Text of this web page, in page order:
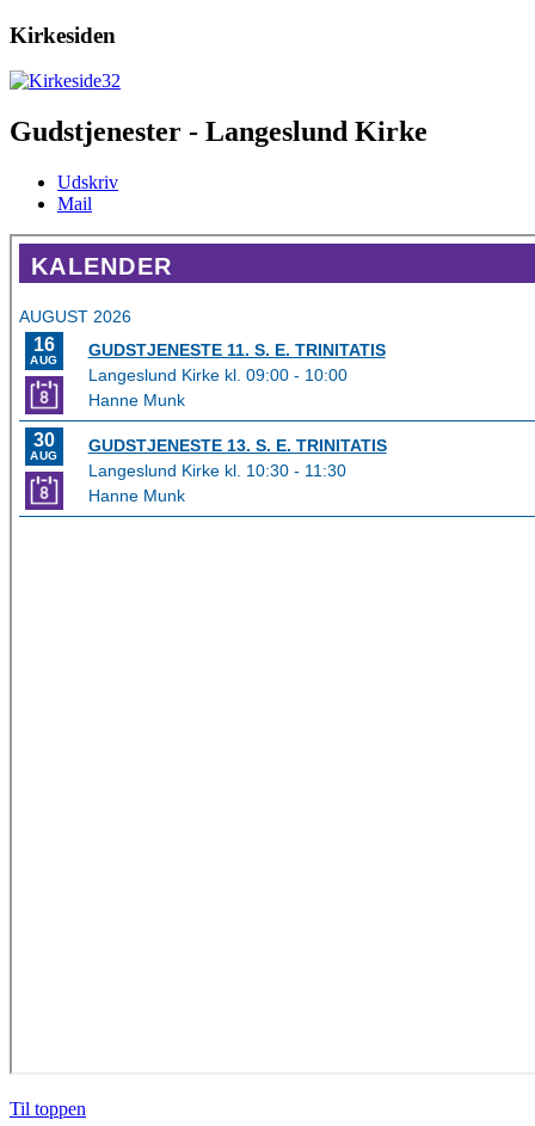
Kirkesiden
Gudstjenester - Langeslund Kirke
Udskriv
Mail
Til toppen